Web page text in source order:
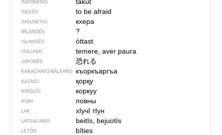
INDONESIO
INGLÉS to be afraid
INGUSETIO кхера
IRLANDÉS ?
ISLANDÉS óttast
ITALIANO temere, aver paura
JAPONÉS 恐れる
KARACHAYO-BÁLKARO къоркъаргъа
KAZAJO қорқу
KIRGUÍS коркуу
KOMI повны
LAK хIучI тIун
LATGALIANO beitīs, bejuotīs
LETÓN bīties